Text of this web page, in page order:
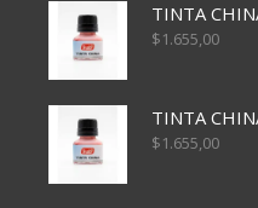
TINTA
$1.655,00
TINTA
$1.655,00